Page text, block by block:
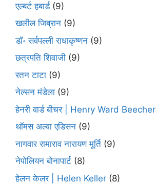
एल्बर्ट हबार्ड(9)
खलील जिब्रान (9)
डॉ॰ सर्वपल्ली राधाकृष्णन (9)
छत्रपति शिवाजी (9)
रतन टाटा (9)
नेल्सन मंडेला (9)
हेनरी वार्ड बीचर | Henry Ward Beecher
थॉमस अल्वा एडिसन (9)
नागवार रामाराव नारायण मूर्ति (9)
नेपोलियन बोनापार्ट (8)
हेलन केलर | Helen Keller (8)